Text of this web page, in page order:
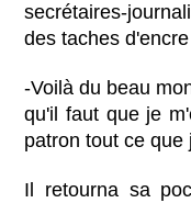
secrétaires-
des taches
-Voilà du beau
qu'il faut que je
patron tout ce que
Il retourna sa